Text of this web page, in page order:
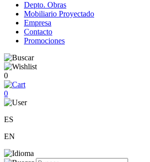
Depto. Obras
Mobiliario Proyectado
Empresa
Contacto
Promociones
0
0
ES
EN